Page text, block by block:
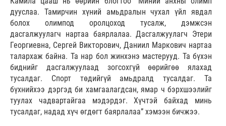
дууслаа. Тамирчин хүний амьдралын чухал үйл явдал
болох олимпод оролцоход тусалж, дэмжсэн
дасгалжуулагч нартаа баярлалаа. Дасгалжуулагч Этери
Георгиевна, Сергей Викторович, Даниил Маркович нартаа
талархаж байна. Та нар бол жинхэнэ мастерууд. Та бүхэн
биднийг дасгалжуулаад зогсохгүй өөрийгөө ялахад
тусалдаг. Спорт төдийгүй амьдралд тусалдаг. Та
бүхнийхээ дэргэд би хамгаалагдсан, ямар ч бэрхшээлийг
туулах чадвартайгаа мэдэрдэг. Хүчтэй байхад минь
тусалдаг, надад хүч өгдөгт баярлалаа” хэмээн бичжээ.